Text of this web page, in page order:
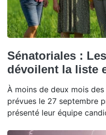
Sénatoriales :
dévoilent la liste
À moins de deux mois
prévues le 27 septembre
présenté leur équipe